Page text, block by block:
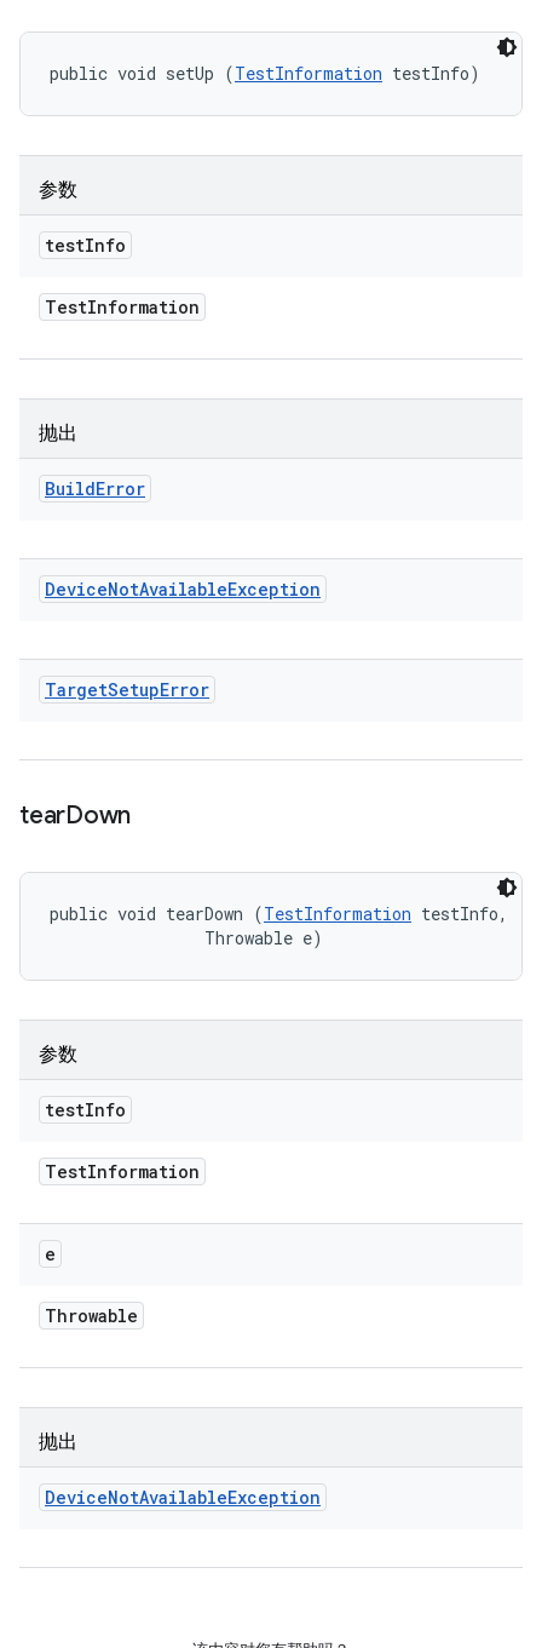
public void setUp (TestInformation testInfo)
参数
testInfo
TestInformation
抛出
BuildError
DeviceNotAvailableException
TargetSetupError
tearDown
public void tearDown (TestInformation testInfo,
                Throwable e)
参数
testInfo
TestInformation
e
Throwable
抛出
DeviceNotAvailableException